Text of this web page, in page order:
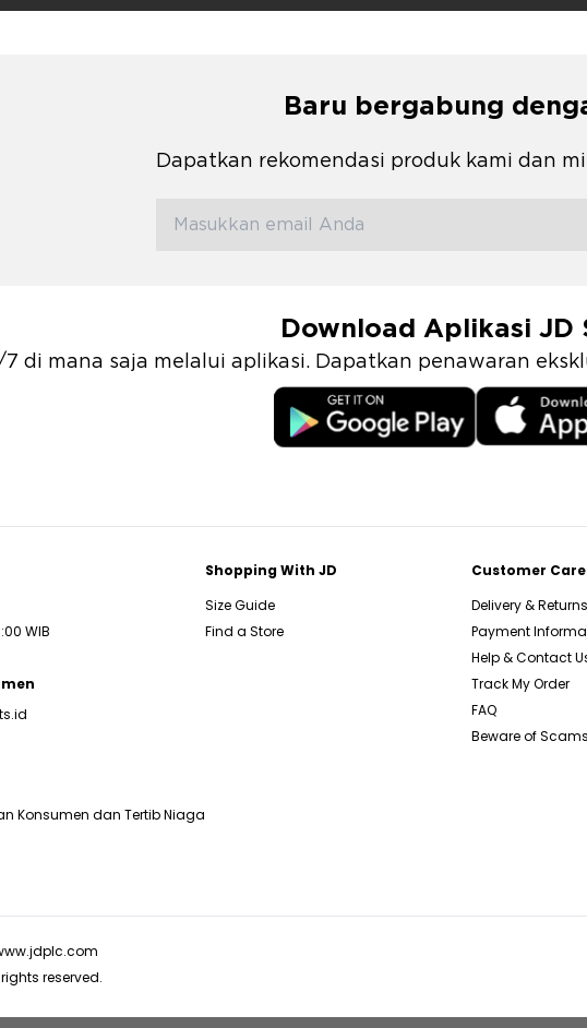
Baru bergabung
Dapatkan rekomendasi produk kami dan
Download Aplikasi JD
7 di mana saja melalui aplikasi. Dapatkan penawaran
WIB
Konsumen dan Tertib Niaga
Shopping With JD
Size Guide
Find a Store
Customer Care
Delivery & Returns
Payment
Help & Contact
Track My Order
FAQ
Beware of Scams
reserved.